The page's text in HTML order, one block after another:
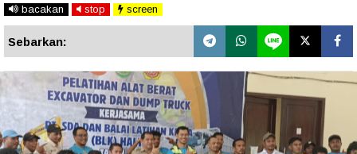
bacakan stop screen
Sebarkan: